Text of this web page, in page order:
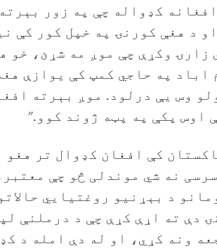
کډواله چې په زور
د هغې کورنۍ په خپل کور کې
زارۍ وکړې چې موږ مه شړئ، خو
اباد په حاجي کمپ کې یوازې
وس یې درلود. موږ بېرته
اوس پکې په پټه ژوند کوو."
کې افغان کډوال تر
نه شي موندلی څو چې
د بېړنیو روغتیایي
دې ته اړې کړې چې د درملنې
ونه کړي، او له دې امله د